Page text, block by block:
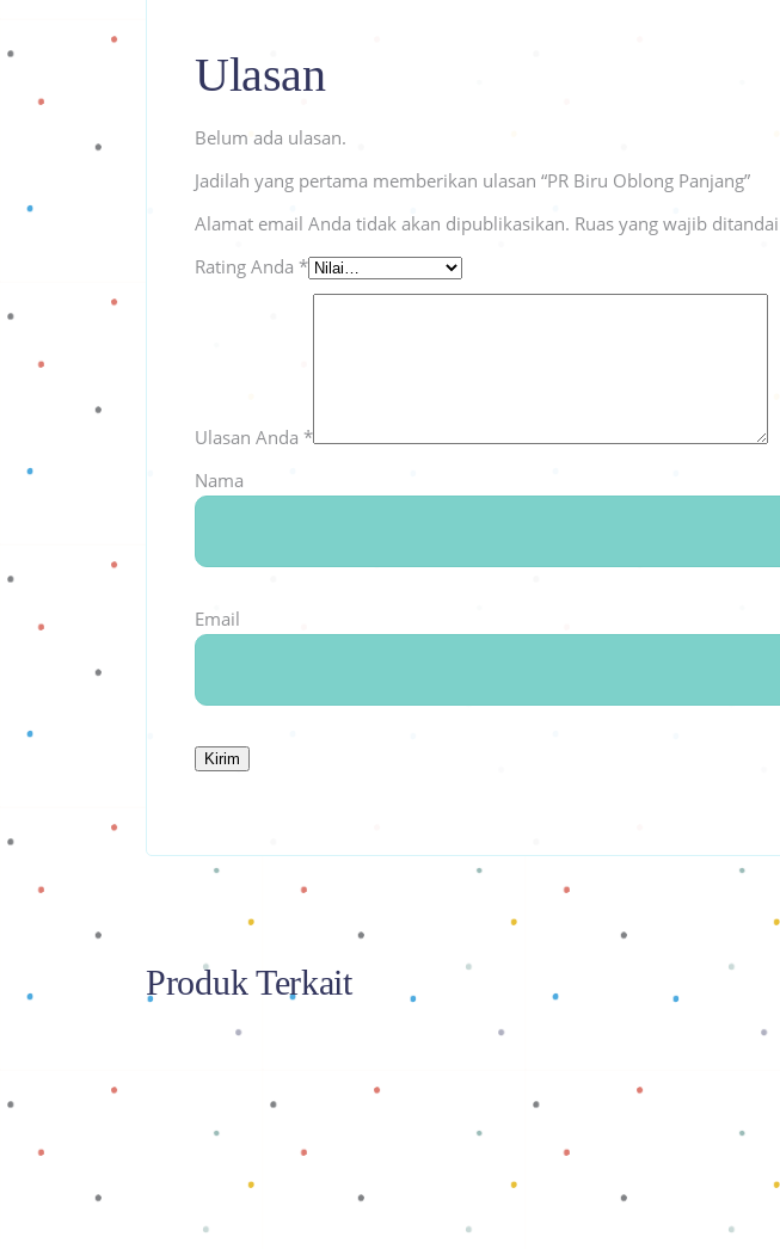
Ulasan
Belum ada ulasan.
Jadilah yang pertama memberikan ulasan “PR Biru Oblong Panjang”
Alamat email Anda tidak akan dipublikasikan. Ruas yang wajib ditandai
Rating Anda *
Ulasan Anda *
Nama
Email
Produk Terkait
Baca selengkapnya Baca selengkapnya